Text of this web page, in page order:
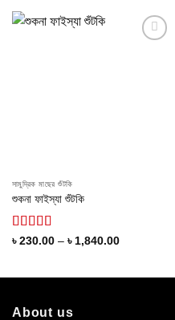
সামুদ্রিক মাছের শুঁটকি
শুকনা ফাইস্যা শুঁটকি
Rated
৳ 230.00 – ৳ 1,840.00Price
About us